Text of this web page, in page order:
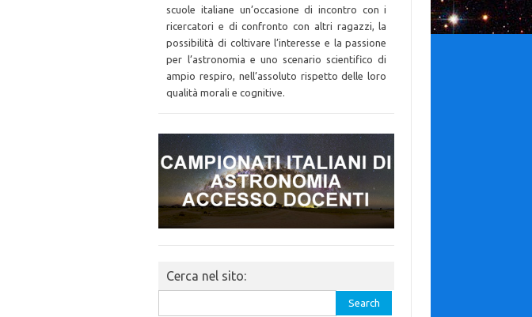
scuole italiane un’occasione di incontro con i
ricercatori e di confronto con altri ragazzi, la
possibilità di coltivare l’interesse e la passione
per l’astronomia e uno scenario scientifico di
ampio respiro, nell’assoluto rispetto delle loro
qualità morali e cognitive.
Cerca nel sito: